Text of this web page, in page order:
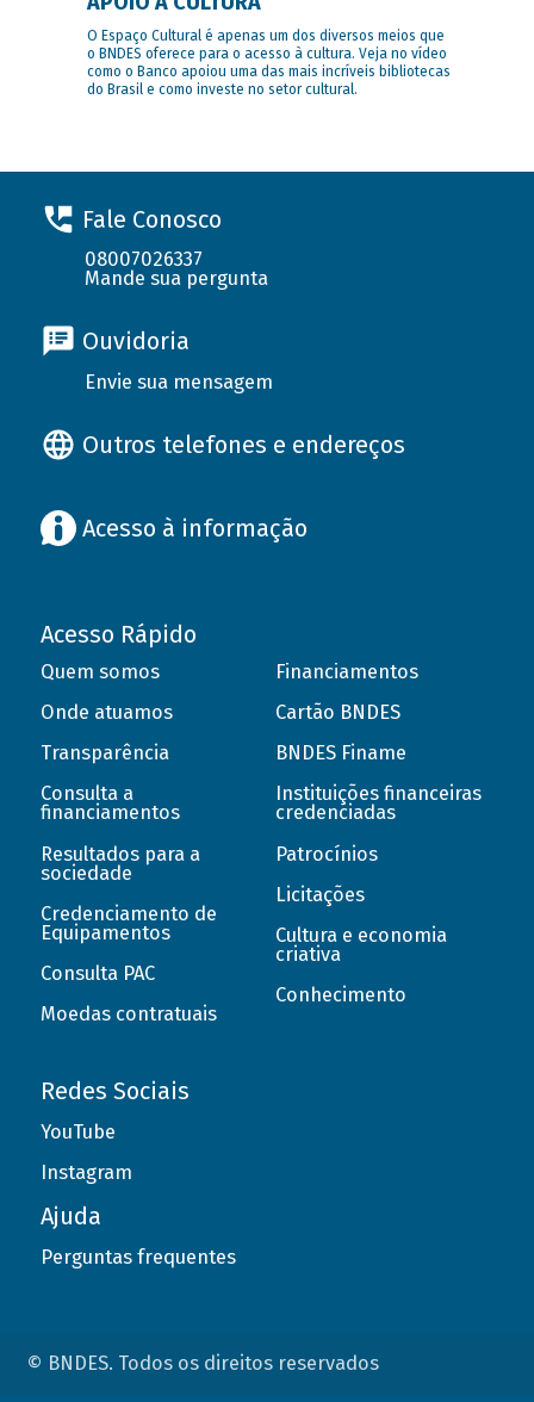
O Espaço Cultural é apenas um dos diversos meios que
o BNDES oferece para o acesso à cultura. Veja no vídeo
como o Banco apoiou uma das mais incríveis bibliotecas
do Brasil e como investe no setor cultural.
Fale Conosco
08007026337
Mande sua pergunta
Ouvidoria
Envie sua mensagem
Outros telefones e endereços
Acesso à informação
Acesso Rápido
Quem somos
Onde atuamos
Transparência
Consulta a
financiamentos
Resultados para a
sociedade
Credenciamento de
Equipamentos
Consulta PAC
Moedas contratuais
Financiamentos
Cartão BNDES
BNDES Finame
Instituições financeiras
credenciadas
Patrocínios
Licitações
Cultura e economia
criativa
Conhecimento
Redes Sociais
YouTube
Instagram
Ajuda
Perguntas frequentes
© BNDES. Todos os direitos reservados